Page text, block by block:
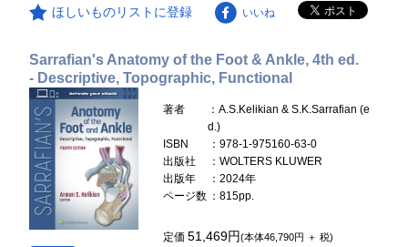
ほしいものリストに登録 いいね
Sarrafian's Anatomy of the Foot & Ankle, 4th ed.
- Descriptive, Topographic, Functional
著者
：A.S.Kelikian & S.K.Sarrafian (e
d.)
ISBN
：978-1-975160-63-0
出版社
：WOLTERS KLUWER
出版年
：2024年
ページ数 ：815pp.
定価51,469円(本体46,790円 ＋ 税)